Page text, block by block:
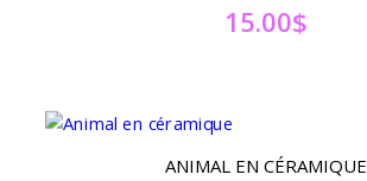
15.00$
ANIMAL EN CÉRAMIQUE